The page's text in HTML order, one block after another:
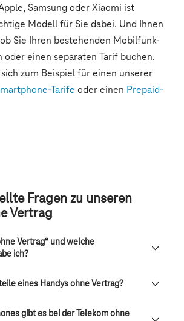
Fragen zu unseren
Vertrag
Vertrag“ und welche
ich?
eines Handys ohne Vertrag?
gibt es bei der Telekom ohne